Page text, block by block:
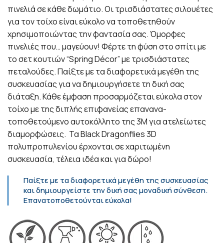
πινελιά σε κάθε δωμάτιο. Οι τρισδιάστατες σιλουέτες
για τον τοίχο είναι εύκολο να τοποθετηθούν
χρησιμοποιώντας την φαντασία σας. Όμορφες
πινελιές που… μαγεύουν! Φέρτε τη φύση στο σπίτι με
το σετ κουτιών “Spring Décor” με τρισδιάστατες
πεταλούδες. Παίξτε με τα διαφορετικά μεγέθη της
συσκευασίας για να δημιουργήσετε τη δική σας
διάταξη. Κάθε έμφαση προσαρμόζεται εύκολα στον
τοίχο με της διπλής επιφανείας επανανα-
τοποθετούμενο αυτοκόλλητο της 3Μ για ατελείωτες
διαμορφώσεις. Τα Black Dragonflies 3D
πολυπροπυλενίου έρχονται σε χαριτωμένη
συσκευασία, τέλεια ιδέα και για δώρο!
Παίξτε με τα διαφορετικά μεγέθη της συσκευασίας
και δημιουργείστε την δική σας μοναδική σύνθεση.
Επανατοποθετούνται εύκολα!